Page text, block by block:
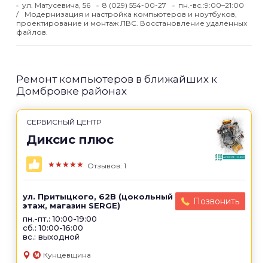
ул. Матусевича, 56 8 (029) 554-00-27
пн.-вс.:9:00–21:00
Модернизация и настройка компьютеров и ноутбуков,
проектирование и монтаж ЛВС. Восстановление удаленных
файлов.
Ремонт компьютеров в ближайших к
Домбровке районах
СЕРВИСНЫЙ ЦЕНТР
Диксис плюс
★★★★★ Отзывов: 1
ул. Притыцкого, 62B (цокольный
этаж, магазин SERGE)
пн.-пт.: 10:00-19:00
сб.: 10:00-16:00
вс.: выходной
Позвонить
Кунцевщина